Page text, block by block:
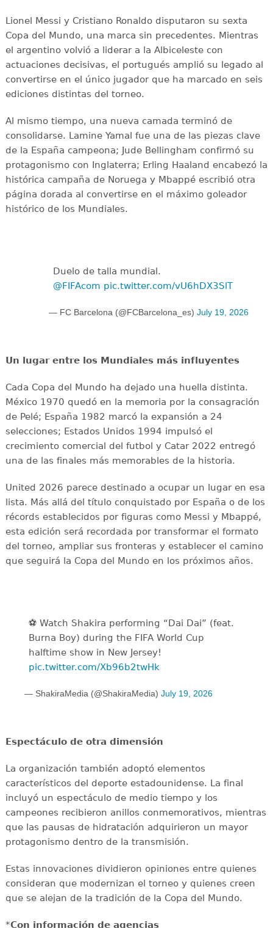
Lionel Messi y Cristiano Ronaldo disputaron su sexta
Copa del Mundo, una marca sin precedentes. Mientras
el argentino volvió a liderar a la Albiceleste con
actuaciones decisivas, el portugués amplió su legado al
convertirse en el único jugador que ha marcado en seis
ediciones distintas del torneo.
Al mismo tiempo, una nueva camada terminó de
consolidarse. Lamine Yamal fue una de las piezas clave
de la España campeona; Jude Bellingham confirmó su
protagonismo con Inglaterra; Erling Haaland encabezó la
histórica campaña de Noruega y Mbappé escribió otra
página dorada al convertirse en el máximo goleador
histórico de los Mundiales.
Duelo de talla mundial.
@FIFAcom pic.twitter.com/vU6hDX3SlT
— FC Barcelona (@FCBarcelona_es) July 19, 2026
Un lugar entre los Mundiales más influyentes
Cada Copa del Mundo ha dejado una huella distinta.
México 1970 quedó en la memoria por la consagración
de Pelé; España 1982 marcó la expansión a 24
selecciones; Estados Unidos 1994 impulsó el
crecimiento comercial del futbol y Catar 2022 entregó
una de las finales más memorables de la historia.
United 2026 parece destinado a ocupar un lugar en esa
lista. Más allá del título conquistado por España o de los
récords establecidos por figuras como Messi y Mbappé,
esta edición será recordada por transformar el formato
del torneo, ampliar sus fronteras y establecer el camino
que seguirá la Copa del Mundo en los próximos años.
⚽️️ Watch Shakira performing “Dai Dai” (feat.
Burna Boy) during the FIFA World Cup
halftime show in New Jersey!
pic.twitter.com/Xb96b2twHk
— ShakiraMedia (@ShakiraMedia) July 19, 2026
Espectáculo de otra dimensión
La organización también adoptó elementos
característicos del deporte estadounidense. La final
incluyó un espectáculo de medio tiempo y los
campeones recibieron anillos conmemorativos, mientras
que las pausas de hidratación adquirieron un mayor
protagonismo dentro de la transmisión.
Estas innovaciones dividieron opiniones entre quienes
consideran que modernizan el torneo y quienes creen
que se alejan de la tradición de la Copa del Mundo.
*Con información de agencias